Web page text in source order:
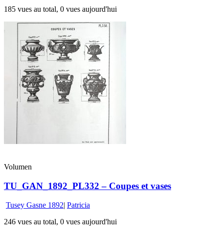
185 vues au total, 0 vues aujourd'hui
Volumen
TU_GAN_1892_PL332 – Coupes et vases
Tusey Gasne 1892| Patricia
246 vues au total, 0 vues aujourd'hui